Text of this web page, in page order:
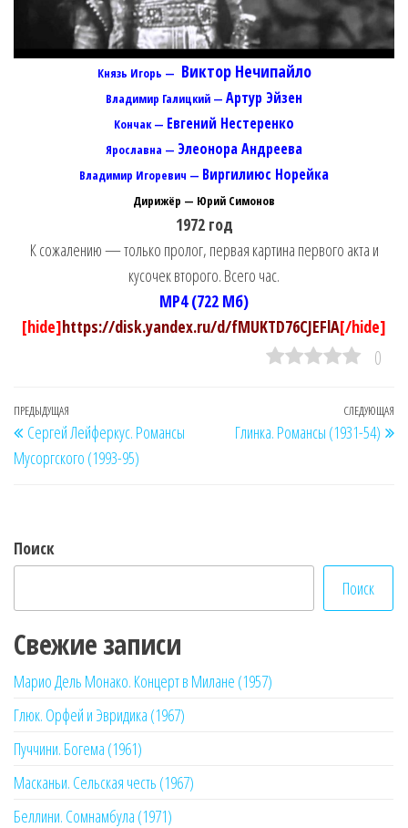
Князь Игорь — Виктор Нечипайло
Владимир Галицкий — Артур Эйзен
Кончак — Евгений Нестеренко
Ярославна — Элеонора Андреева
Владимир Игоревич — Виргилиюс Норейка
Дирижёр — Юрий Симонов
1972 год
К сожалению — только пролог, первая картина первого акта и
кусочек второго. Всего час.
MP4 (722 Мб)
[hide]https://disk.yandex.ru/d/fMUKTD76CJEFlA[/hide]
0
Навигация
по
записям
Предыдущая
запись
ПРЕДЫДУЩАЯ
Сергей Лейферкус. Романсы
Мусоргского (1993-95)
СЛЕДУЮЩАЯ
Глинка. Романсы (1931-54)
Поиск
Поиск
Свежие записи
Марио Дель Монако. Концерт в Милане (1957)
Глюк. Орфей и Эвридика (1967)
Пуччини. Богема (1961)
Масканьи. Сельская честь (1967)
Беллини. Сомнамбула (1971)